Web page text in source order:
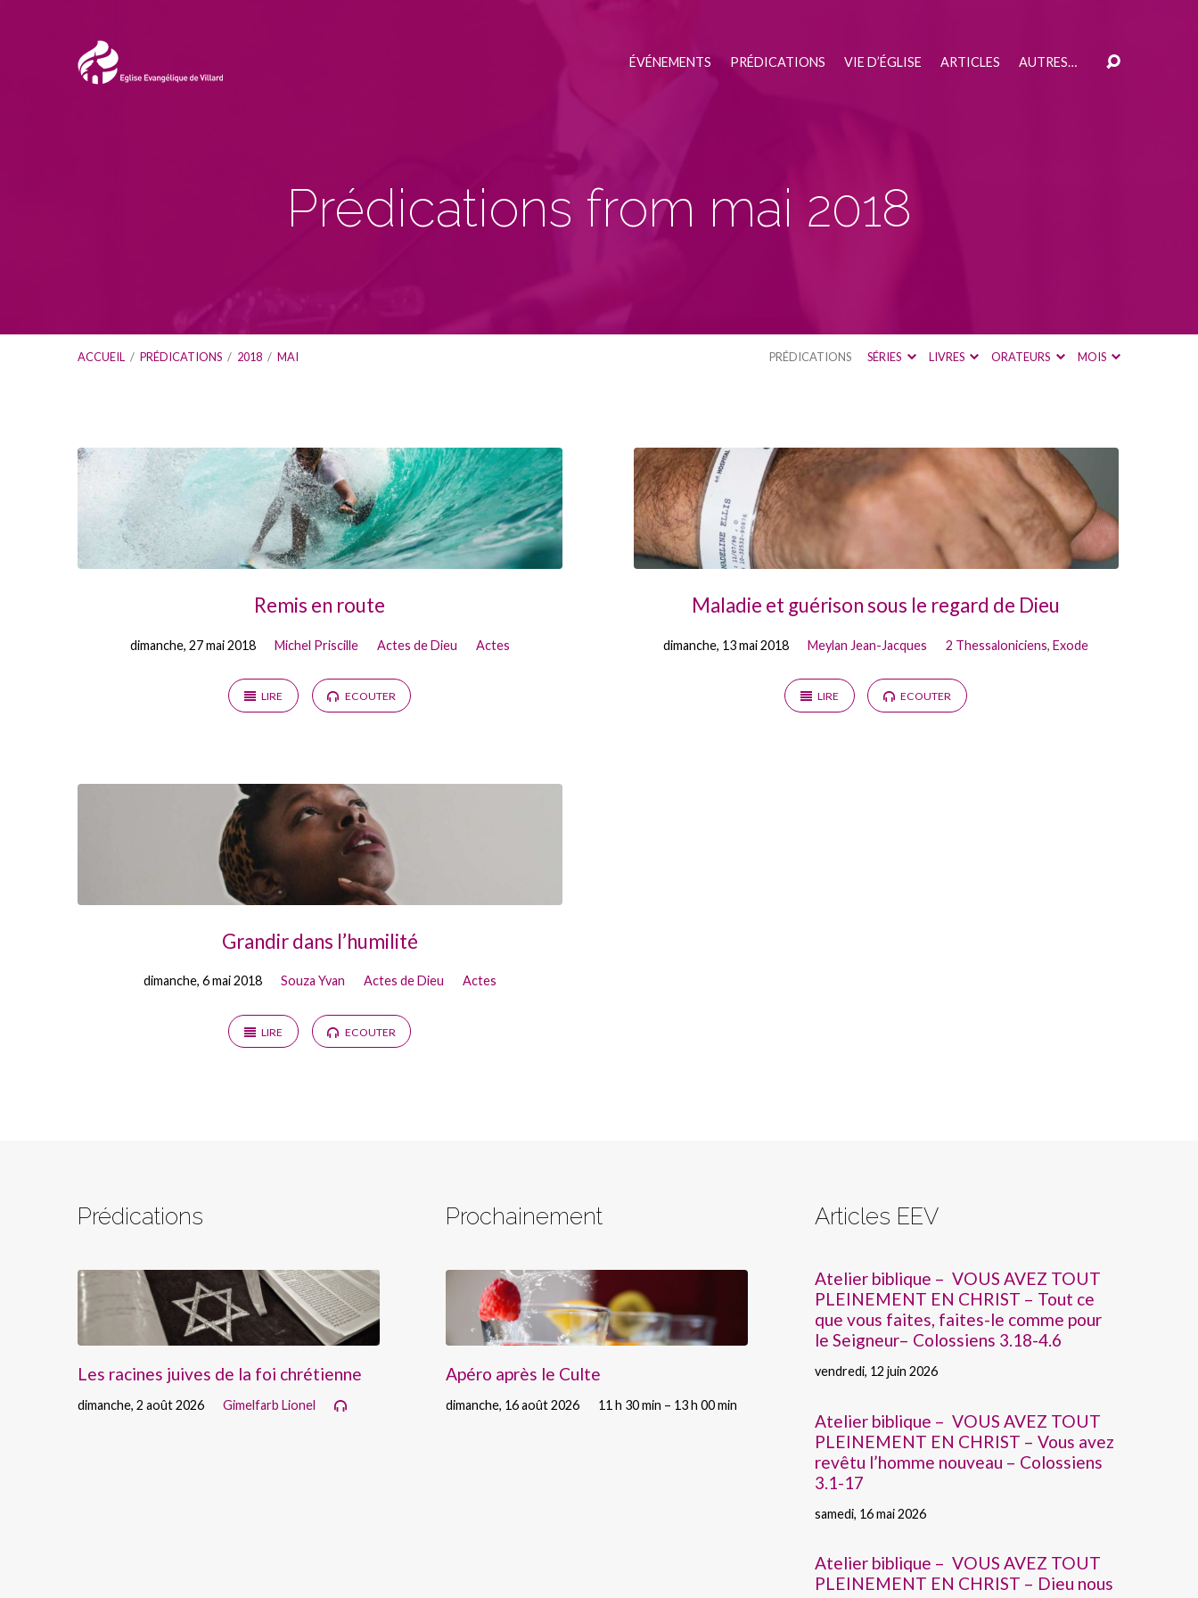
ÉVÉNEMENTS PRÉDICATIONS VIE D’ÉGLISE ARTICLES AUTRES…
Prédications from mai 2018
ACCUEIL / PRÉDICATIONS / 2018 / MAI PRÉDICATIONS SÉRIES LIVRES ORATEURS MOIS
Prédications
from
mai
Remis en route
dimanche, 27 mai 2018 Michel Priscille Actes de Dieu Actes
LIRE ECOUTER
Maladie et guérison sous le regard de Dieu
dimanche, 13 mai 2018 Meylan Jean-Jacques 2 Thessaloniciens,Exode
LIRE ECOUTER
Grandir dans l’humilité
dimanche, 6 mai 2018 Souza Yvan Actes de Dieu Actes
LIRE ECOUTER
Prédications
Les racines juives de la foi chrétienne
dimanche, 2 août 2026 Gimelfarb Lionel
Prochainement
Apéro après le Culte
dimanche, 16 août 2026 11 h 30 min – 13 h 00 min
Articles EEV
Atelier biblique – VOUS AVEZ TOUT
PLEINEMENT EN CHRIST – Tout ce
que vous faites, faites-le comme pour
le Seigneur– Colossiens 3.18-4.6
vendredi, 12 juin 2026
Atelier biblique – VOUS AVEZ TOUT
PLEINEMENT EN CHRIST – Vous avez
revêtu l’homme nouveau – Colossiens
3.1-17
samedi, 16 mai 2026
Atelier biblique – VOUS AVEZ TOUT
PLEINEMENT EN CHRIST – Dieu nous